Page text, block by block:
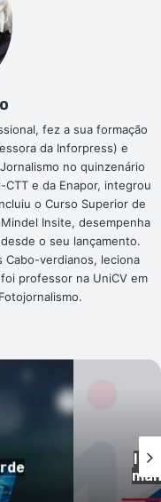
fez a sua formação
da Inforpress) e
no quinzenário
e da Enapor, integrou
o Curso Superior de
Insite, desempenha
o seu lançamento.
Cabo-verdianos, leciona
professor na UniCV em
de alegada
e
oficiais